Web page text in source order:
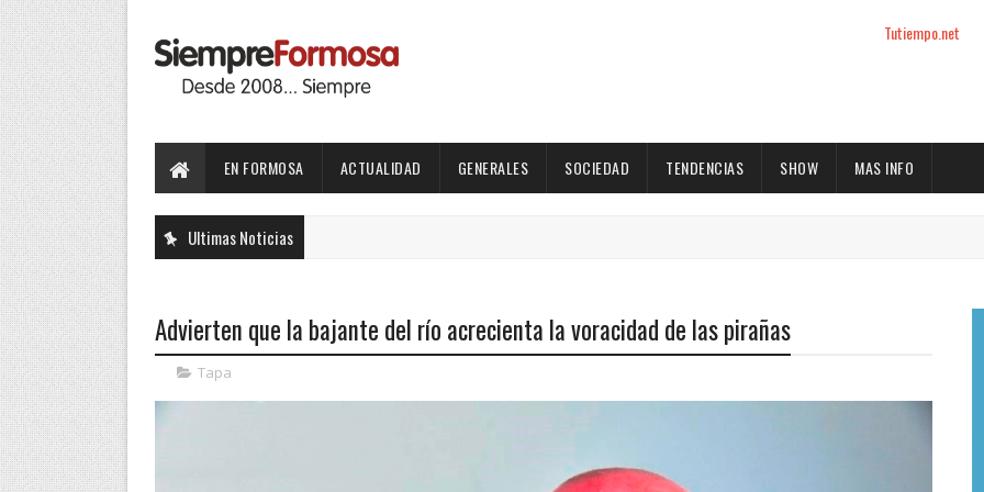
Tutiempo.net
EN FORMOSA ACTUALIDAD GENERALES SOCIEDAD TENDENCIAS SHOW MAS INFO
Ultimas Noticias
Advierten que la bajante del río acrecienta la voracidad de las pirañas
Tapa